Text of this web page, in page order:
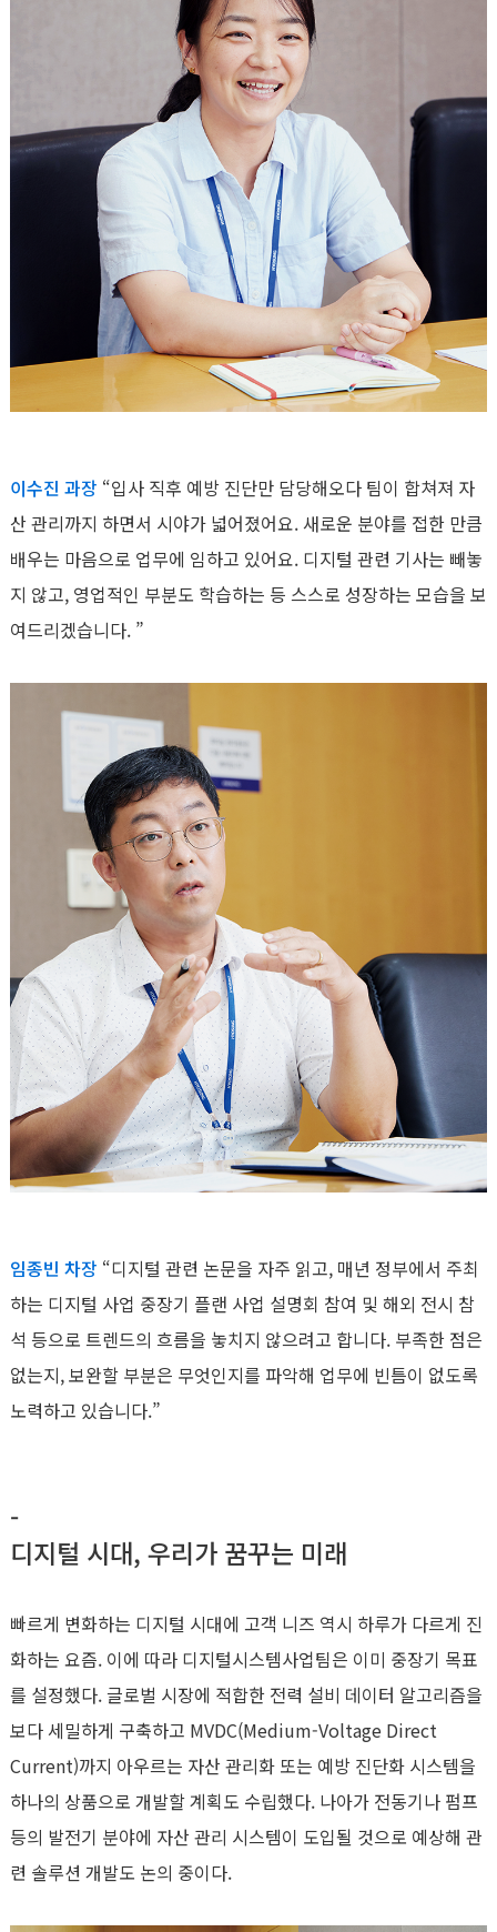
이수진 과장 “입사 직후 예방 진단만 담당해오다 팀이 합쳐져 자
산 관리까지 하면서 시야가 넓어졌어요. 새로운 분야를 접한 만큼
배우는 마음으로 업무에 임하고 있어요. 디지털 관련 기사는 빼놓
지 않고, 영업적인 부분도 학습하는 등 스스로 성장하는 모습을 보
여드리겠습니다. ”
임종빈 차장 “디지털 관련 논문을 자주 읽고, 매년 정부에서 주최
하는 디지털 사업 중장기 플랜 사업 설명회 참여 및 해외 전시 참
석 등으로 트렌드의 흐름을 놓치지 않으려고 합니다. 부족한 점은
없는지, 보완할 부분은 무엇인지를 파악해 업무에 빈틈이 없도록
노력하고 있습니다.”
-
디지털 시대, 우리가 꿈꾸는 미래
빠르게 변화하는 디지털 시대에 고객 니즈 역시 하루가 다르게 진
화하는 요즘. 이에 따라 디지털시스템사업팀은 이미 중장기 목표
를 설정했다. 글로벌 시장에 적합한 전력 설비 데이터 알고리즘을
보다 세밀하게 구축하고 MVDC(Medium-Voltage Direct
Current)까지 아우르는 자산 관리화 또는 예방 진단화 시스템을
하나의 상품으로 개발할 계획도 수립했다. 나아가 전동기나 펌프
등의 발전기 분야에 자산 관리 시스템이 도입될 것으로 예상해 관
련 솔루션 개발도 논의 중이다.